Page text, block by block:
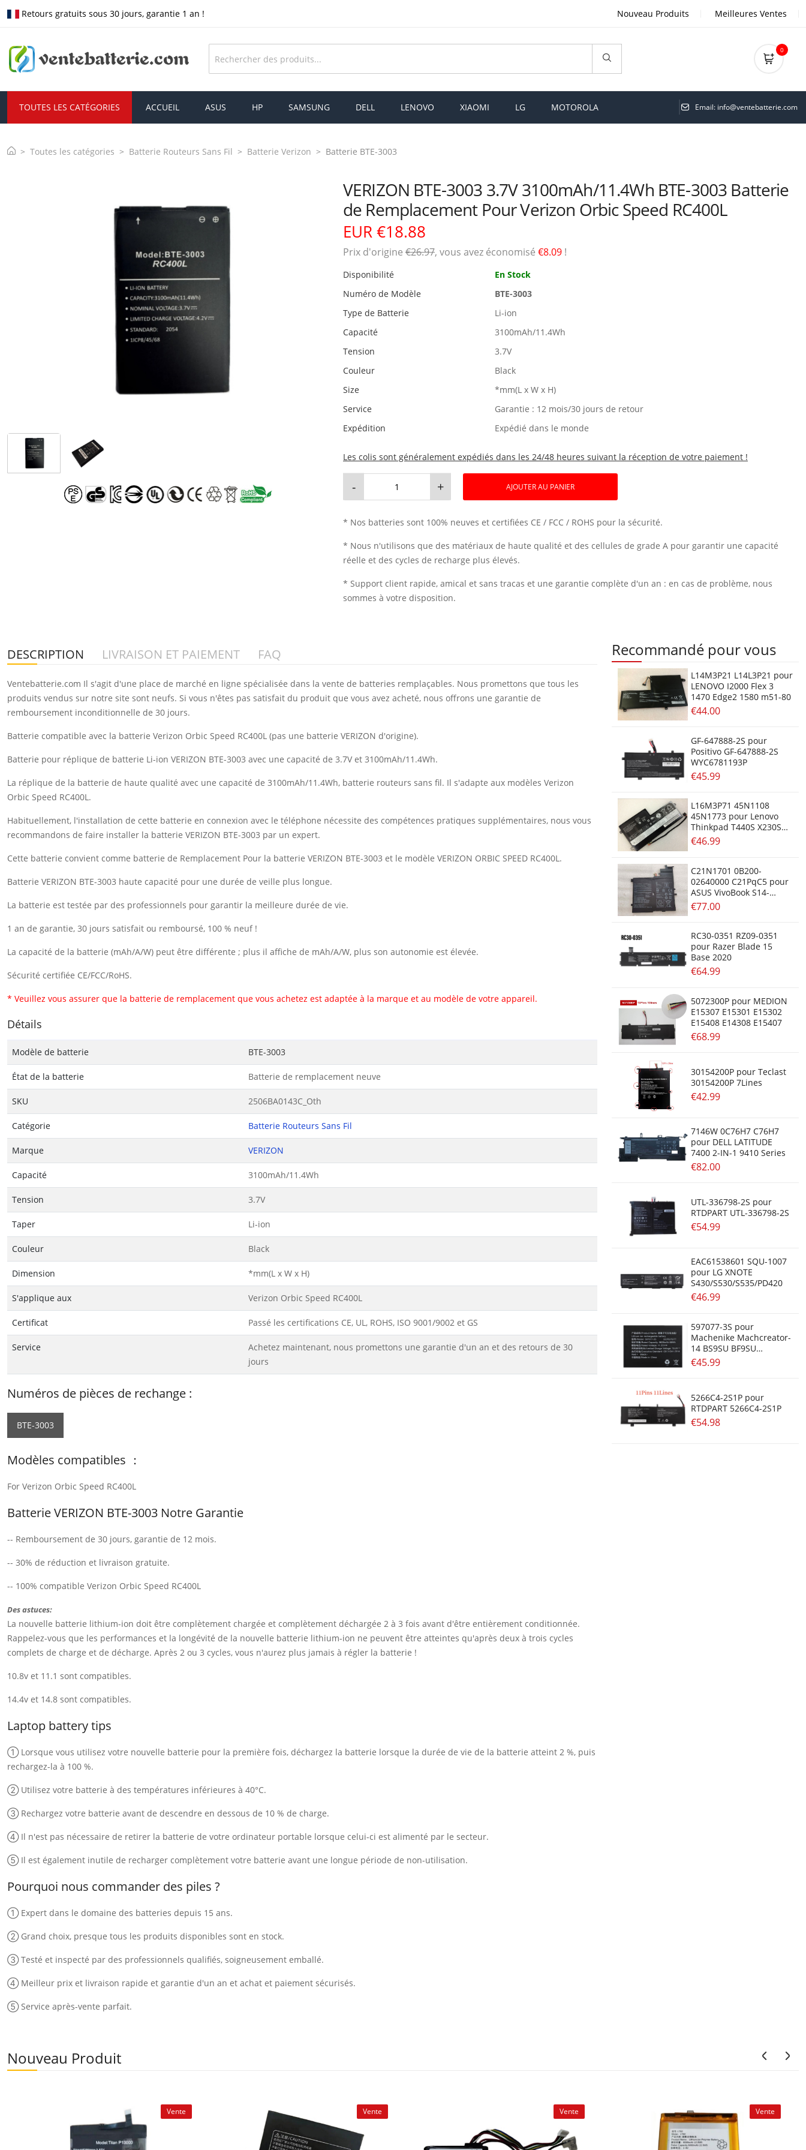
Retours gratuits sous 30 jours, garantie 1 an ! Nouveau Produits Meilleures Ventes
0
TOUTES LES CATÉGORIES ACCUEIL ASUS HP SAMSUNG DELL LENOVO XIAOMI LG MOTOROLA Email: info@ventebatterie.com
Toutes les catégories Batterie Routeurs Sans Fil Batterie Verizon Batterie BTE-3003
VERIZON BTE-3003 3.7V 3100mAh/11.4Wh BTE-3003 Batterie
de Remplacement Pour Verizon Orbic Speed RC400L
EUR €18.88
Prix ​​d'origine €26.97, vous avez économisé €8.09 !
Disponibilité
En Stock
Numéro de Modèle
BTE-3003
Type de Batterie
Li-ion
Capacité
3100mAh/11.4Wh
Tension
3.7V
Couleur
Black
Size
*mm(L x W x H)
Service
Garantie : 12 mois/30 jours de retour
Expédition
Expédié dans le monde
Les colis sont généralement expédiés dans les 24/48 heures suivant la réception de votre paiement !
- + AJOUTER AU PANIER
* Nos batteries sont 100% neuves et certifiées CE / FCC / ROHS pour la sécurité.
* Nous n'utilisons que des matériaux de haute qualité et des cellules de grade A pour garantir une capacité
réelle et des cycles de recharge plus élevés.
* Support client rapide, amical et sans tracas et une garantie complète d'un an : en cas de problème, nous
sommes à votre disposition.
DESCRIPTION LIVRAISON ET PAIEMENT FAQ
Ventebatterie.com Il s'agit d'une place de marché en ligne spécialisée dans la vente de batteries remplaçables. Nous promettons que tous les
produits vendus sur notre site sont neufs. Si vous n'êtes pas satisfait du produit que vous avez acheté, nous offrons une garantie de
remboursement inconditionnelle de 30 jours.
Batterie compatible avec la batterie Verizon Orbic Speed RC400L (pas une batterie VERIZON d'origine).
Batterie pour réplique de batterie Li-ion VERIZON BTE-3003 avec une capacité de 3.7V et 3100mAh/11.4Wh.
La réplique de la batterie de haute qualité avec une capacité de 3100mAh/11.4Wh, batterie routeurs sans fil. Il s'adapte aux modèles Verizon
Orbic Speed RC400L.
Habituellement, l'installation de cette batterie en connexion avec le téléphone nécessite des compétences pratiques supplémentaires, nous vous
recommandons de faire installer la batterie VERIZON BTE-3003 par un expert.
Cette batterie convient comme batterie de Remplacement Pour la batterie VERIZON BTE-3003 et le modèle VERIZON ORBIC SPEED RC400L.
Batterie VERIZON BTE-3003 haute capacité pour une durée de veille plus longue.
La batterie est testée par des professionnels pour garantir la meilleure durée de vie.
1 an de garantie, 30 jours satisfait ou remboursé, 100 % neuf !
La capacité de la batterie (mAh/A/W) peut être différente ; plus il affiche de mAh/A/W, plus son autonomie est élevée.
Sécurité certifiée CE/FCC/RoHS.
* Veuillez vous assurer que la batterie de remplacement que vous achetez est adaptée à la marque et au modèle de votre appareil.
Détails
Modèle de batterie BTE-3003
État de la batterie Batterie de remplacement neuve
SKU 2506BA0143C_Oth
Catégorie Batterie Routeurs Sans Fil
Marque VERIZON
Capacité 3100mAh/11.4Wh
Tension 3.7V
Taper Li-ion
Couleur Black
Dimension *mm(L x W x H)
S'applique aux Verizon Orbic Speed RC400L
Certificat Passé les certifications CE, UL, ROHS, ISO 9001/9002 et GS
Service
Achetez maintenant, nous promettons une garantie d'un an et des retours de 30
jours
Numéros de pièces de rechange :
BTE-3003
Modèles compatibles ：
For Verizon Orbic Speed RC400L
Batterie VERIZON BTE-3003 Notre Garantie
-- Remboursement de 30 jours, garantie de 12 mois.
-- 30% de réduction et livraison gratuite.
-- 100% compatible Verizon Orbic Speed RC400L
Des astuces:
La nouvelle batterie lithium-ion doit être complètement chargée et complètement déchargée 2 à 3 fois avant d'être entièrement conditionnée.
Rappelez-vous que les performances et la longévité de la nouvelle batterie lithium-ion ne peuvent être atteintes qu'après deux à trois cycles
complets de charge et de décharge. Après 2 ou 3 cycles, vous n'aurez plus jamais à régler la batterie !
10.8v et 11.1 sont compatibles.
14.4v et 14.8 sont compatibles.
Laptop battery tips
① Lorsque vous utilisez votre nouvelle batterie pour la première fois, déchargez la batterie lorsque la durée de vie de la batterie atteint 2 %, puis
rechargez-la à 100 %.
② Utilisez votre batterie à des températures inférieures à 40°C.
③ Rechargez votre batterie avant de descendre en dessous de 10 % de charge.
④ Il n'est pas nécessaire de retirer la batterie de votre ordinateur portable lorsque celui-ci est alimenté par le secteur.
⑤ Il est également inutile de recharger complètement votre batterie avant une longue période de non-utilisation.
Pourquoi nous commander des piles ?
① Expert dans le domaine des batteries depuis 15 ans.
② Grand choix, presque tous les produits disponibles sont en stock.
③ Testé et inspecté par des professionnels qualifiés, soigneusement emballé.
④ Meilleur prix et livraison rapide et garantie d'un an et achat et paiement sécurisés.
⑤ Service après-vente parfait.
Recommandé pour vous
L14M3P21 L14L3P21 pour
LENOVO I2000 Flex 3
1470 Edge2 1580 m51-80
€44.00
GF-647888-2S pour
Positivo GF-647888-2S
WYC6781193P
€45.99
L16M3P71 45N1108
45N1773 pour Lenovo
Thinkpad T440S X230S
S440 S540
€46.99
C21N1701 0B200-
02640000 C21PqC5 pour
ASUS VivoBook S14-
S406U/S14-S406UA
X406UA
€77.00
RC30-0351 RZ09-0351
pour Razer Blade 15
Base 2020
€64.99
5072300P pour MEDION
E15307 E15301 E15302
E15408 E14308 E15407
€68.99
30154200P pour Teclast
30154200P 7Lines
€42.99
7146W 0C76H7 C76H7
pour DELL LATITUDE
7400 2-IN-1 9410 Series
€82.00
UTL-336798-2S pour
RTDPART UTL-336798-2S
€54.99
EAC61538601 SQU-1007
pour LG XNOTE
S430/S530/S535/PD420
€46.99
597077-3S pour
Machenike Machcreator-
14 BS9SU BF9SU
14BS9SU 14BF9SU
€45.99
5266C4-2S1P pour
RTDPART 5266C4-2S1P
€54.98
Nouveau Produit
Vente Vente Vente Vente